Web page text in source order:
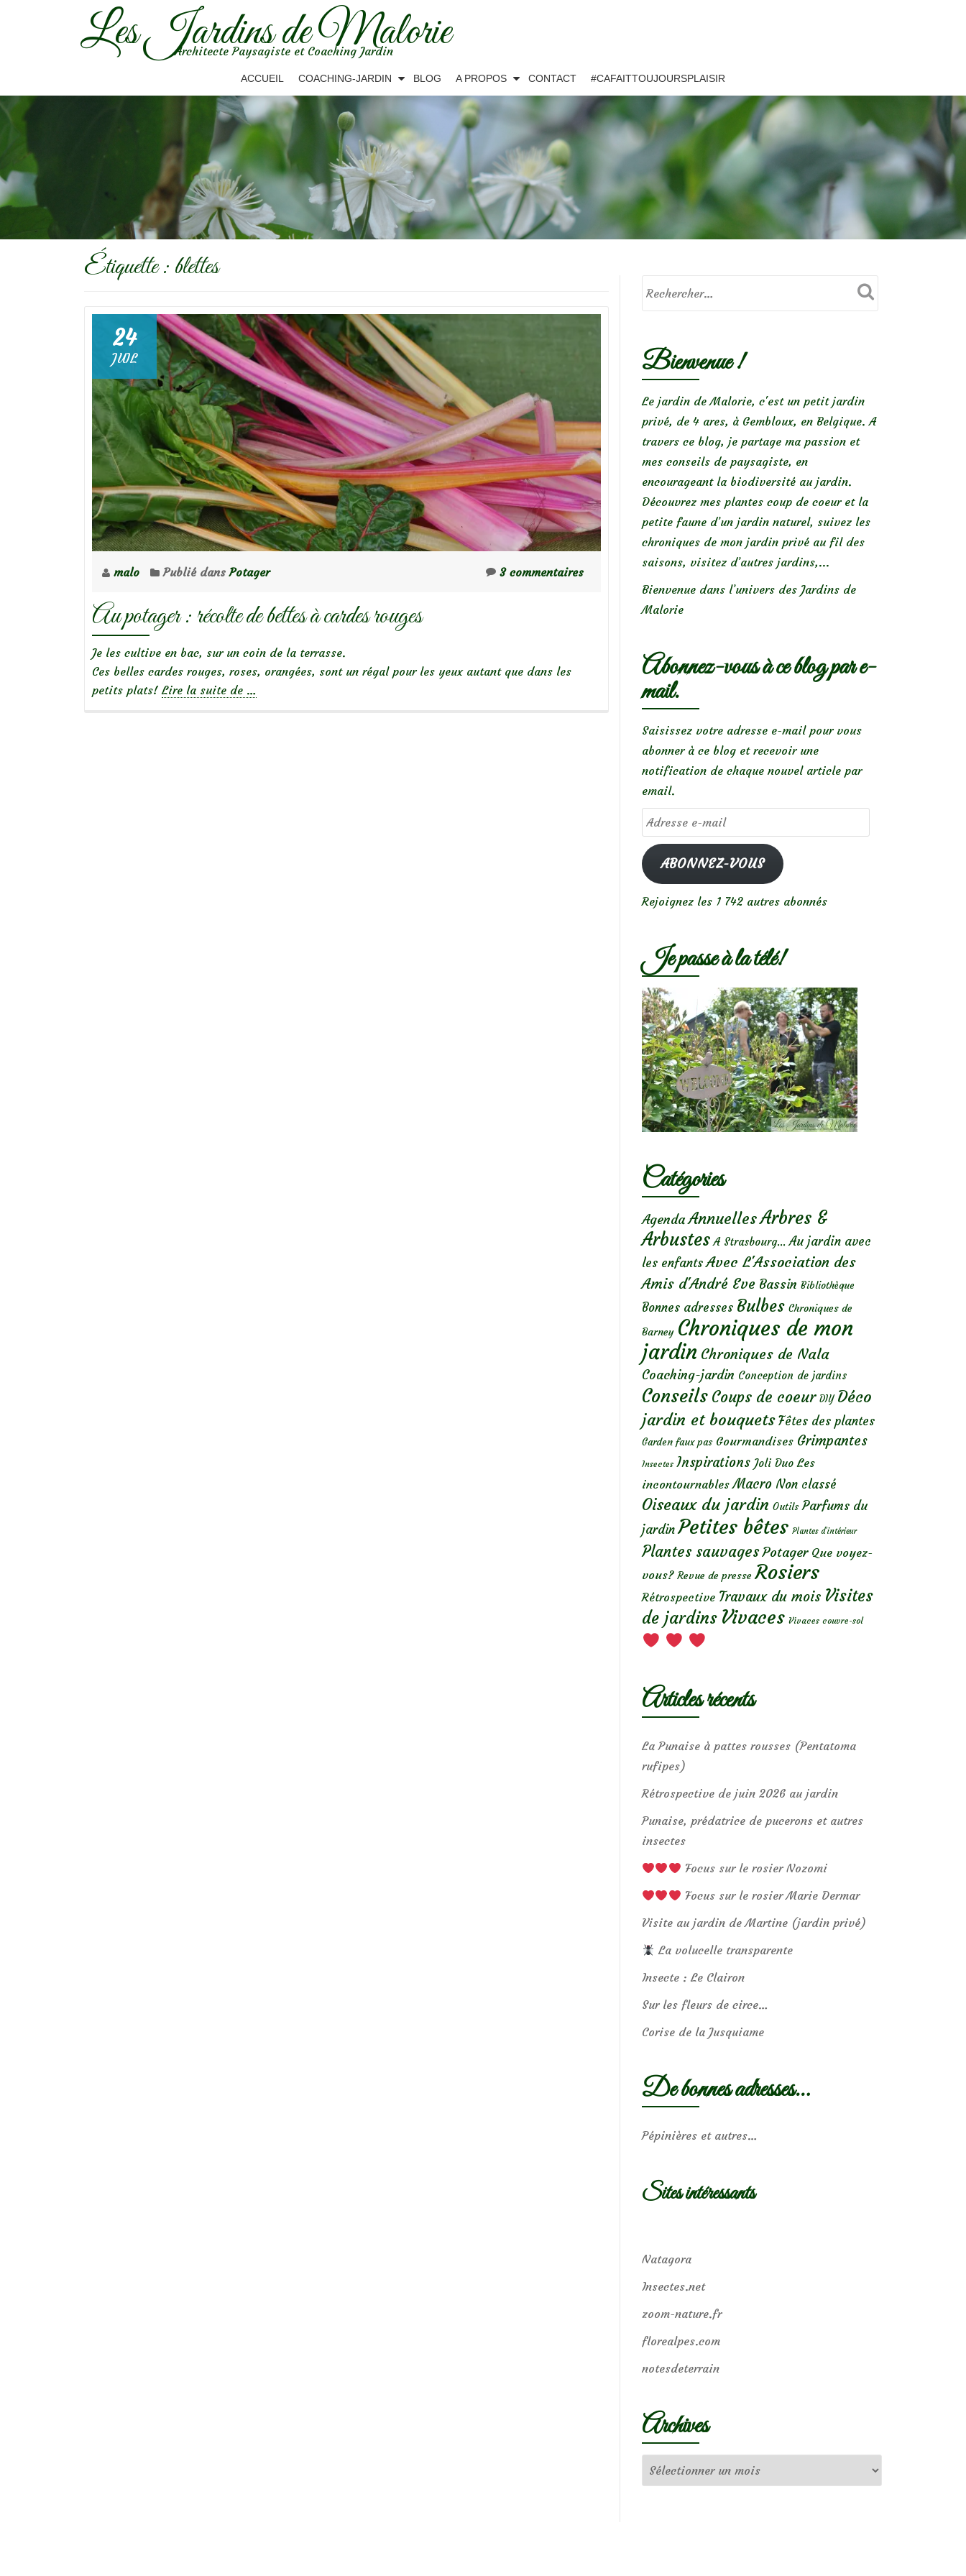
Les Jardins de Malorie
Architecte Paysagiste et Coaching Jardin
ACCUEIL COACHING-JARDIN BLOG A PROPOS CONTACT #CAFAITTOUJOURSPLAISIR
Étiquette : blettes
24
JUIL
malo Publié dansPotager 3 commentaires
Au potager : récolte de bettes à cardes rouges
Je les cultive en bac, sur un coin de la terrasse.
Ces belles cardes rouges, roses, orangées, sont un régal pour les yeux autant que dans les
petits plats! Lire la suite de …
Bienvenue !
Le jardin de Malorie, c'est un petit jardin
privé, de 4 ares, à Gembloux, en Belgique. A
travers ce blog, je partage ma passion et
mes conseils de paysagiste, en
encourageant la biodiversité au jardin.
Découvrez mes plantes coup de coeur et la
petite faune d’un jardin naturel, suivez les
chroniques de mon jardin privé au fil des
saisons, visitez d’autres jardins,...
Bienvenue dans l’univers des Jardins de
Malorie
Abonnez-vous à ce blog par e-
mail.
Saisissez votre adresse e-mail pour vous
abonner à ce blog et recevoir une
notification de chaque nouvel article par
email.
Adresse
e-
mailABONNEZ-VOUS
Rejoignez les 1 742 autres abonnés
Je passe à la télé!
Catégories
Agenda AnnuellesArbres &
Arbustes A Strasbourg... Au jardin avec
les enfants Avec L'Association des
Amis d'André Eve Bassin Bibliothèque
Bonnes adresses Bulbes Chroniques de
Barney Chroniques de mon
jardin Chroniques de Nala
Coaching-jardin Conception de jardins
Conseils Coups de coeur DIY Déco
jardin et bouquets Fêtes des plantes
Garden faux pas Gourmandises Grimpantes
Insectes Inspirations Joli Duo Les
incontournables Macro Non classé
Oiseaux du jardin Outils Parfums du
jardin Petites bêtes Plantes d’intérieur
Plantes sauvages Potager Que voyez-
vous? Revue de presse Rosiers
Rétrospective Travaux du mois Visites
de jardins Vivaces Vivaces couvre-sol
Articles récents
La Punaise à pattes rousses (Pentatoma
rufipes)
Rétrospective de juin 2026 au jardin
Punaise, prédatrice de pucerons et autres
insectes
Focus sur le rosier Nozomi
Focus sur le rosier Marie Dermar
Visite au jardin de Martine (jardin privé)
La volucelle transparente
Insecte : Le Clairon
Sur les fleurs de circe…
Corise de la Jusquiame
De bonnes adresses…
Pépinières et autres…
Sites intéressants
Natagora
Insectes.net
zoom-nature.fr
florealpes.com
notesdeterrain
Archives
Archives